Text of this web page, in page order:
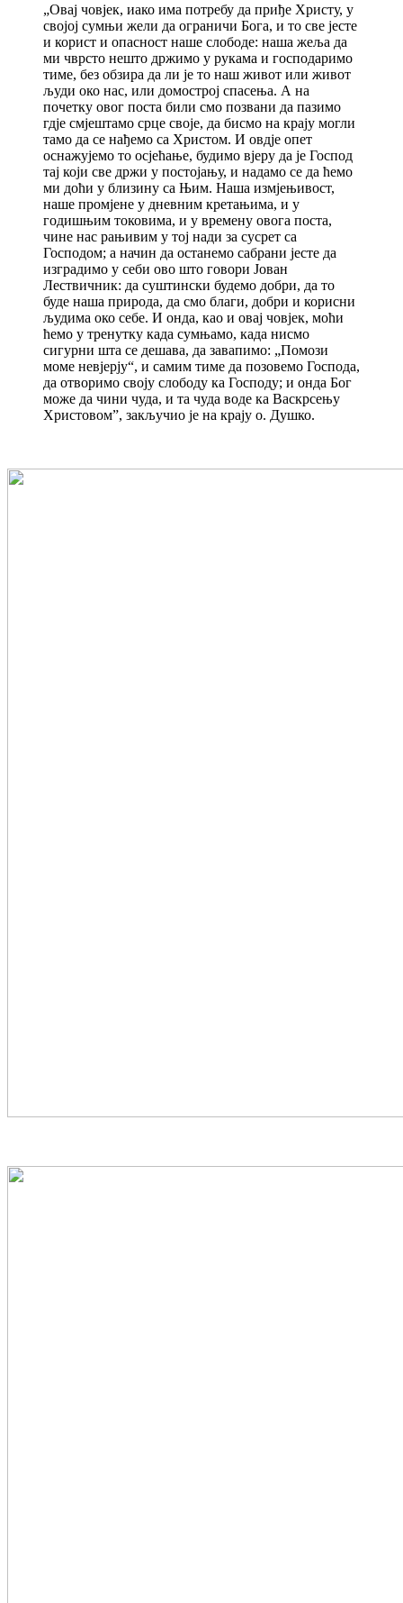
„Овај човјек, иако има потребу да приђе Христу, у
својој сумњи жели да ограничи Бога, и то све јесте
и корист и опасност наше слободе: наша жеља да
ми чврсто нешто држимо у рукама и господаримо
тиме, без обзира да ли је то наш живот или живот
људи око нас, или домострој спасења. А на
почетку овог поста били смо позвани да пазимо
гдје смјештамо срце своје, да бисмо на крају могли
тамо да се нађемо са Христом. И овдје опет
оснажујемо то осјећање, будимо вјеру да је Господ
тај који све држи у постојању, и надамо се да ћемо
ми доћи у близину са Њим. Наша измјењивост,
наше промјене у дневним кретањима, и у
годишњим токовима, и у времену овога поста,
чине нас рањивим у тој нади за сусрет са
Господом; а начин да останемо сабрани јесте да
изградимо у себи ово што говори Јован
Лествичник: да суштински будемо добри, да то
буде наша природа, да смо благи, добри и корисни
људима око себе. И онда, као и овај човјек, моћи
ћемо у тренутку када сумњамо, када нисмо
сигурни шта се дешава, да завапимо: „Помози
моме невјерју“, и самим тиме да позовемо Господа,
да отворимо своју слободу ка Господу; и онда Бог
може да чини чуда, и та чуда воде ка Васкрсењу
Христовом”, закључио је на крају о. Душко.